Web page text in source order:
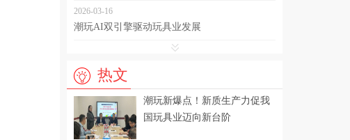
2026-03-16
潮玩AI双引擎驱动玩具业发展
14城劲旅从化“筝”锋 “湾区绿谷”上演蓝天盛宴
2025-11-14
国际化、高精尖！2025金鸡湖创新创业大赛总
决赛圆满落幕！
热文
潮玩新爆点！新质生产力促我
国玩具业迈向新台阶